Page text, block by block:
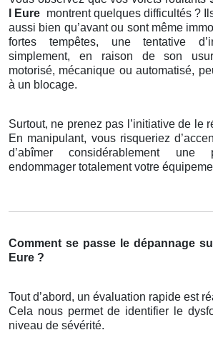
l Eure montrent quelques difficultés ?
aussi bien qu’avant ou sont même
fortes tempêtes, une tentative
simplement, en raison de son
motorisé, mécanique ou automatisé,
à un blocage.
Surtout, ne prenez pas l’initiative de le
En manipulant, vous risqueriez
d’abîmer considérablement
endommager totalement votre
Comment se passe le dépannage
Eure ?
Tout d’abord, un évaluation rapide est
Cela nous permet de identifier le
niveau de sévérité.